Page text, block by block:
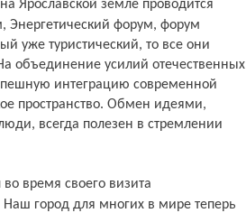
Энергетический форум, форум
уже туристический, то все они
объединение усилий отечественных
интеграцию современной
пространство. Обмен идеями,
всегда полезен в стремлении
город для многих в мире теперь